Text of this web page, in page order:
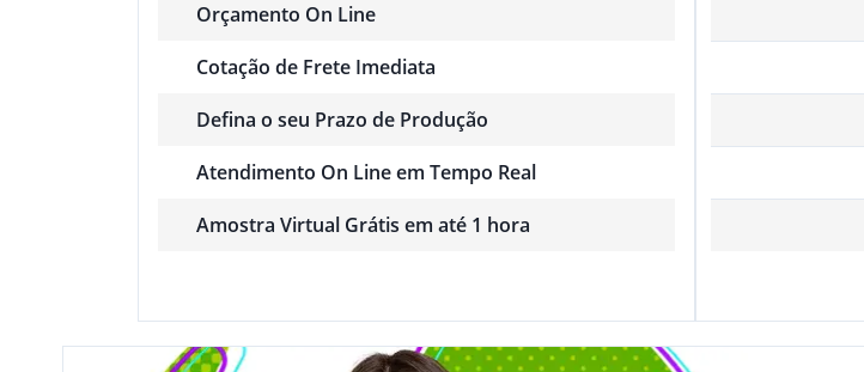
Orçamento On Line
Cotação de Frete Imediata
Defina o seu Prazo de Produção
Atendimento On Line em Tempo Real
Amostra Virtual Grátis em até 1 hora